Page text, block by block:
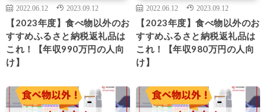
2022.06.12 2023.09.12
【2023年度】食べ物以外のお
すすめふるさと納税返礼品は
これ！【年収990万円の人向
け】
2022.06.12 2023.09.12
【2023年度】食べ物以外のお
すすめふるさと納税返礼品は
これ！【年収980万円の人向
け】